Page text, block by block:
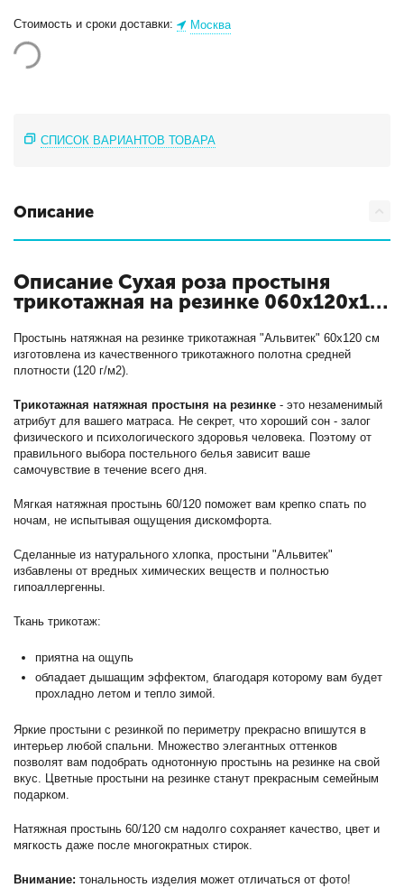
Стоимость и сроки доставки: Москва
СПИСОК ВАРИАНТОВ ТОВАРА
Описание
Описание Сухая роза простыня
трикотажная на резинке 060х120х15
Простынь натяжная на резинке трикотажная "Альвитек" 60х120 см
изготовлена из качественного трикотажного полотна средней
плотности (120 г/м2).
Трикотажная натяжная простыня на резинке - это незаменимый
атрибут для вашего матраса. Не секрет, что хороший сон - залог
физического и психологического здоровья человека. Поэтому от
правильного выбора постельного белья зависит ваше
самочувствие в течение всего дня.
Мягкая натяжная простынь 60/120 поможет вам крепко спать по
ночам, не испытывая ощущения дискомфорта.
Сделанные из натурального хлопка, простыни "Альвитек"
избавлены от вредных химических веществ и полностью
гипоаллергенны.
Ткань трикотаж:
приятна на ощупь
обладает дышащим эффектом, благодаря которому вам будет
прохладно летом и тепло зимой.
Яркие простыни с резинкой по периметру прекрасно впишутся в
интерьер любой спальни. Множество элегантных оттенков
позволят вам подобрать однотонную простынь на резинке на свой
вкус. Цветные простыни на резинке станут прекрасным семейным
подарком.
Натяжная простынь 60/120 см надолго сохраняет качество, цвет и
мягкость даже после многократных стирок.
Внимание: тональность изделия может отличаться от фото!